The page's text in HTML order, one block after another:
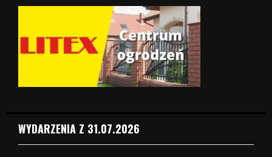
WYDARZENIA Z 31.07.2026